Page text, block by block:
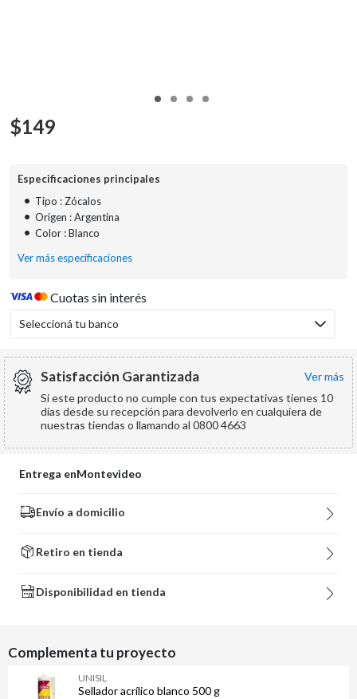
$149
Especificaciones principales
• Tipo : Zócalos
• Origen : Argentina
• Color : Blanco
Ver más especificaciones
Cuotas sin interés
Seleccioná tu banco
Satisfacción Garantizada
ver más
Si este producto no cumple con tus expectativas tienes 10
días desde su recepción para devolverlo en cualquiera de
nuestras tiendas o llamando al 0800 4663
Entrega enMontevideo
Envío a domicilio
Retiro en tienda
Disponibilidad en tienda
Complementa tu proyecto
UNISIL
Sellador acrílico blanco 500 g